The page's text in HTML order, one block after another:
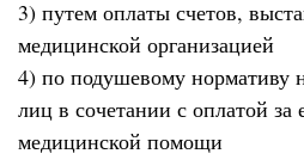
3) путем оплаты счетов,
медицинской организацией
4) по подушевому нормативу
лиц в сочетании с оплатой за
медицинской помощи